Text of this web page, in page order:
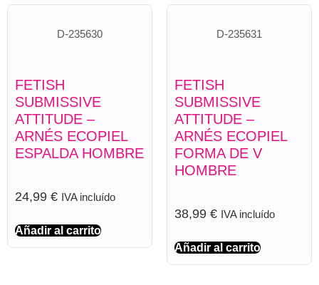
D-235630
FETISH
SUBMISSIVE
ATTITUDE –
ARNÉS ECOPIEL
ESPALDA HOMBRE
24,99 € IVA incluído
Añadir al carrito
D-235631
FETISH
SUBMISSIVE
ATTITUDE –
ARNÉS ECOPIEL
FORMA DE V
HOMBRE
38,99 € IVA incluído
Añadir al carrito